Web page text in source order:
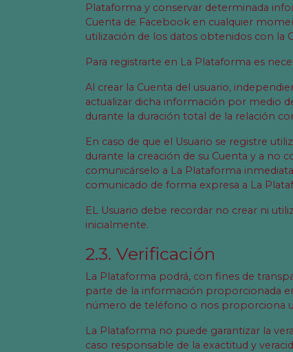
Plataforma y conservar determinada
Cuenta de Facebook en cualquier
utilización de los datos obtenidos con la
Para registrarte en La Plataforma es
Al crear la Cuenta del usuario,
actualizar dicha información por medio
durante la duración total de la relación
En caso de que el Usuario se registre
durante la creación de su Cuenta y a no
comunicárselo a La Plataforma
comunicado de forma expresa a La
EL Usuario debe recordar no crear ni
inicialmente.
2.3. Verificación
La Plataforma podrá, con fines de
parte de la información proporcionada
número de teléfono o nos proporciona
La Plataforma no puede garantizar la
caso responsable de la exactitud y